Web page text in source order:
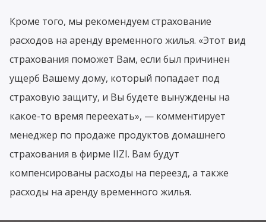
Кроме того, мы рекомендуем страхование
расходов на аренду временного жилья. «Этот вид
страхования поможет Вам, если был причинен
ущерб Вашему дому, который попадает под
страховую защиту, и Вы будете вынуждены на
какое-то время переехать», — комментирует
менеджер по продаже продуктов домашнего
страхования в фирме IIZI. Вам будут
компенсированы расходы на переезд, а также
расходы на аренду временного жилья.